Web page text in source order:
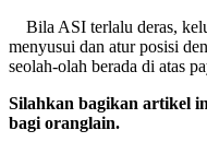
Bila ASI terlalu deras,
menyusui dan atur posisi
seolah-olah berada di atas
Silahkan bagikan artikel
bagi oranglain.